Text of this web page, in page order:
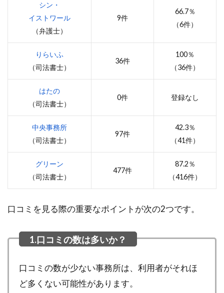
シン・
イストワール
（弁護士）
9件
66.7％
（6件）
りらいふ
（司法書士）
36件
100％
（36件）
はたの
（司法書士）
0件 登録なし
中央事務所
（司法書士）
97件
42.3％
（41件）
グリーン
（司法書士）
477件
87.2％
（416件）
口コミを見る際の重要なポイントが次の2つです。
口コミの数が少ない事務所は、利用者がそれほ
ど多くない可能性があります。